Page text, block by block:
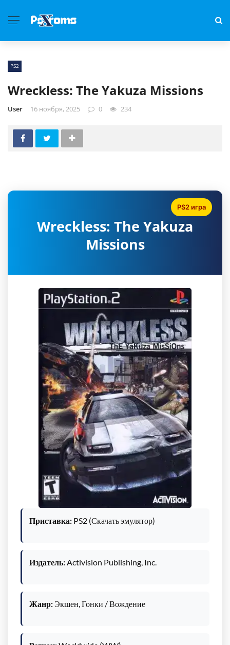
PS2
Wreckless: The Yakuza Missions
User 16 ноября, 2025 0 234
Wreckless: The Yakuza
Missions
PS2 игра
Приставка: PS2 (Скачать эмулятор)
Издатель:Activision Publishing, Inc.
Жанр: Экшен, Гонки / Вождение